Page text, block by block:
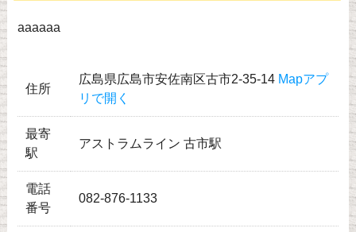
aaaaaa
住所
広島県広島市安佐南区古市2-35-14 Mapアプ
リで開く
最寄
駅
アストラムライン 古市駅
電話
番号
082-876-1133